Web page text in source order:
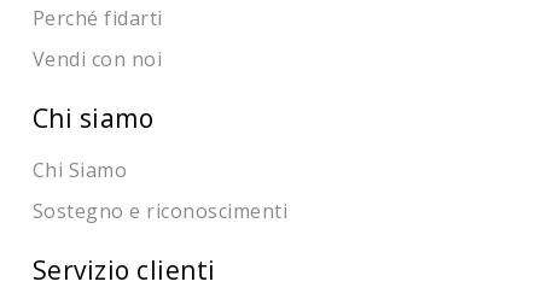
Perché fidarti
Vendi con noi
Chi siamo
Chi Siamo
Sostegno e riconoscimenti
Servizio clienti